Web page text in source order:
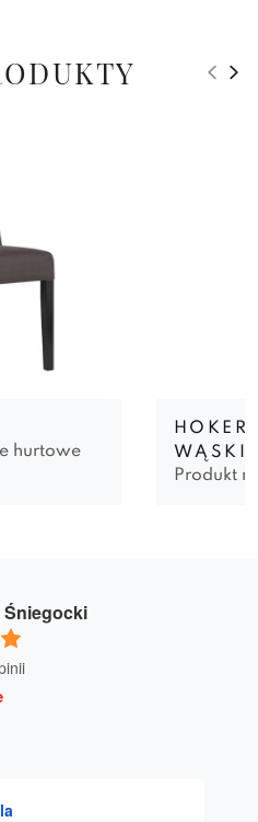
hurtowe
HOKER
WĄSKI
Produkt